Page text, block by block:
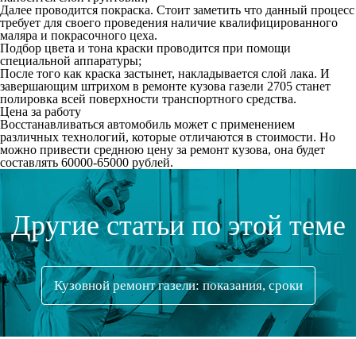
Далее проводится покраска. Стоит заметить что данный процесс
требует для своего проведения наличие квалифицированного
маляра и покрасочного цеха.
Подбор цвета и тона краски проводится при помощи
специальной аппаратуры;
После того как краска застынет, накладывается слой лака. И
завершающим штрихом в ремонте кузова газели 2705 станет
полировка всей поверхности транспортного средства.
Цена за работу
Восстанавливаться автомобиль может с применением
различных технологий, которые отличаются в стоимости. Но
можно привести среднюю цену за ремонт кузова, она будет
составлять 60000-65000 рублей.
Другие статьи по этой теме
Кузовной ремонт газели: показания, сроки